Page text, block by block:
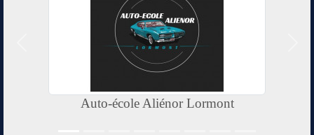
Auto-école Aliénor Lormont